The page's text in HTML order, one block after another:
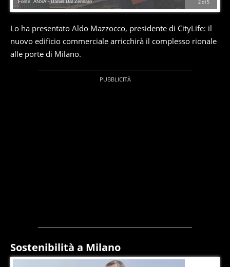
2di5
Fonte: ANSA - Daniel Dal Zennaro
Lo ha presentato Aldo Mazzocco, presidente di CityLife: il
nuovo edificio commerciale arricchirà il complesso rionale
alle porte di Milano.
Sostenibilità a Milano